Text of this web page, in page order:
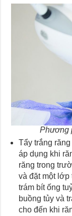
Phương
Tẩy trắng
áp dụng khi
răng trong
và đặt một lớp
trám bít ống
buồng tủy và
cho đến khi